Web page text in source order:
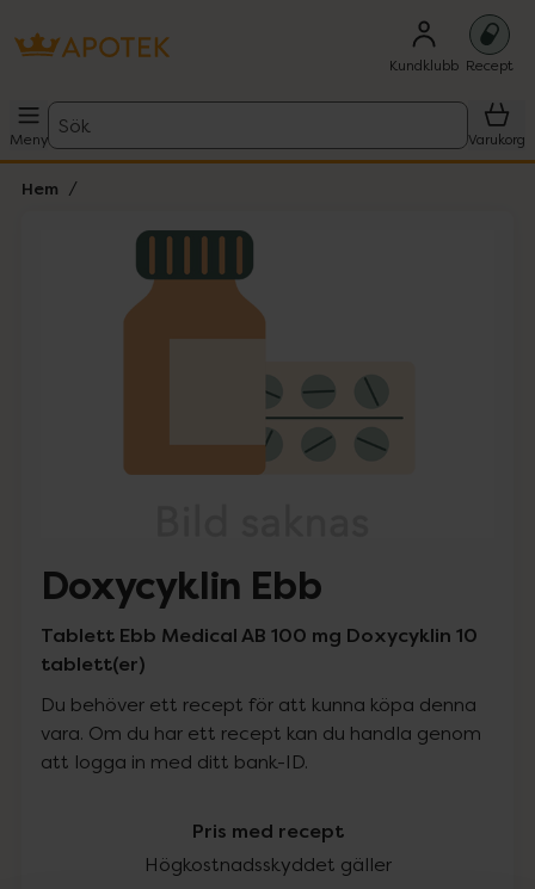
Kundklubb Recept
Meny
Sök
Varukorg
Hem
Lista: . Innehåller 1 objekt.
Doxycyklin Ebb
Tablett Ebb Medical AB 100 mg Doxycyklin 10
tablett(er)
Du behöver ett recept för att kunna köpa denna
vara. Om du har ett recept kan du handla genom
att logga in med ditt bank-ID.
Pris med recept
Högkostnadsskyddet gäller